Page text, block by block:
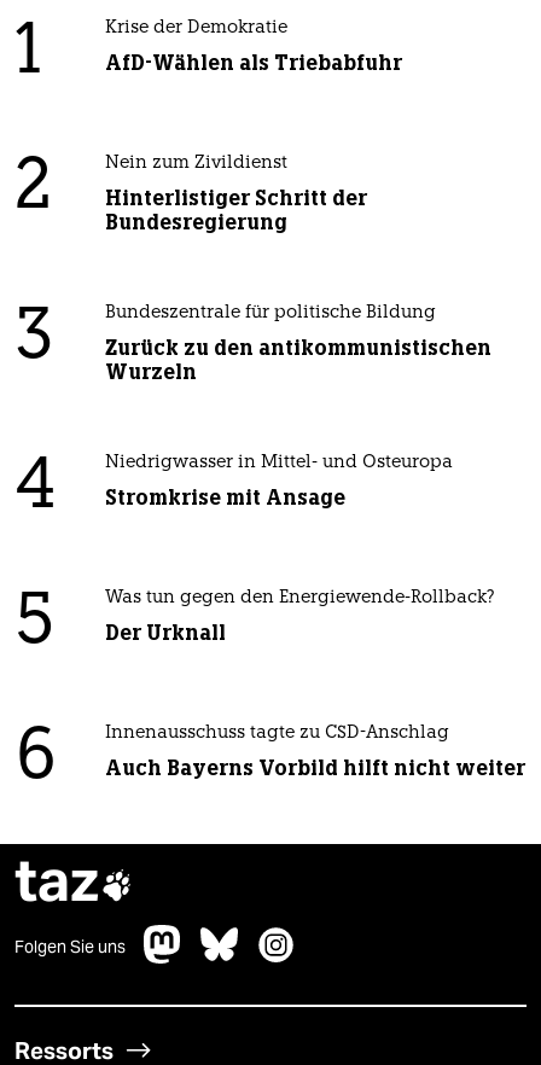
1 Krise der Demokratie
AfD-Wählen als Triebabfuhr
2 Nein zum Zivildienst
Hinterlistiger Schritt der
Bundesregierung
3 Bundeszentrale für politische Bildung
Zurück zu den antikommunistischen
Wurzeln
4 Niedrigwasser in Mittel- und Osteuropa
Stromkrise mit Ansage
5 Was tun gegen den Energiewende-Rollback?
Der Urknall
6 Innenausschuss tagte zu CSD-Anschlag
Auch Bayerns Vorbild hilft nicht weiter
taz
Folgen Sie uns
Ressorts